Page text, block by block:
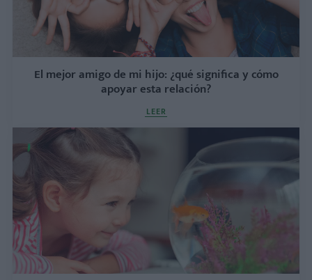
El mejor amigo de mi hijo: ¿qué significa y cómo
apoyar esta relación?
LEER